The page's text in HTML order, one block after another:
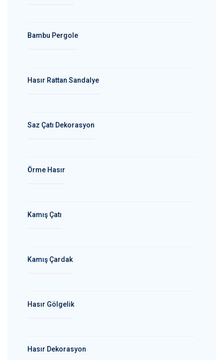
Bambu Pergole
Hasır Rattan Sandalye
Saz Çatı Dekorasyon
Örme Hasır
Kamış Çatı
Kamış Çardak
Hasır Gölgelik
Hasır Dekorasyon